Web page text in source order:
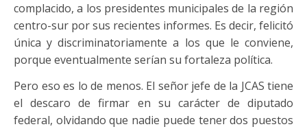
complacido, a los presidentes municipales de la región
centro-sur por sus recientes informes. Es decir, felicitó
única y discriminatoriamente a los que le conviene,
porque eventualmente serían su fortaleza política.
Pero eso es lo de menos. El señor jefe de la JCAS tiene
el descaro de firmar en su carácter de diputado
federal, olvidando que nadie puede tener dos puestos